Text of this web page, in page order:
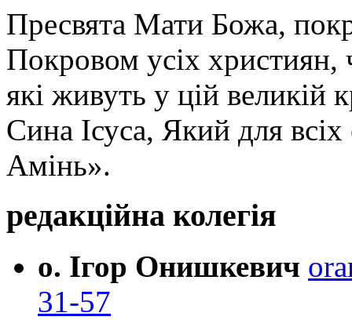
Пресвята Мати Божа,
Покровом усіх християн,
які живуть у цій великій
Сина Ісуса, Який для
Амінь».
редакційна колегія
о. Ігор Онишкевич
31-57